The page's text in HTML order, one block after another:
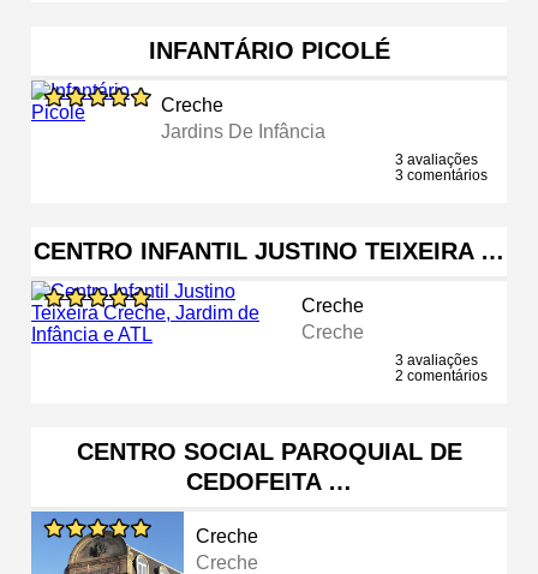
INFANTÁRIO PICOLÉ
Creche
Jardins De Infância
3 avaliações
3 comentários
CENTRO INFANTIL JUSTINO TEIXEIRA …
Creche
Creche
3 avaliações
2 comentários
CENTRO SOCIAL PAROQUIAL DE
CEDOFEITA …
Creche
Creche